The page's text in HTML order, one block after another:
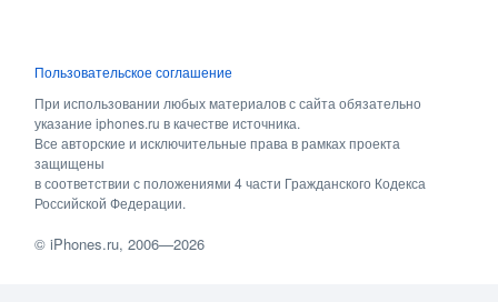
Пользовательское соглашение
При использовании любых материалов с сайта обязательно
указание iphones.ru в качестве источника.
Все авторские и исключительные права в рамках проекта
защищены
в соответствии с положениями 4 части Гражданского Кодекса
Российской Федерации.
©iPhones.ru, 2006—2026